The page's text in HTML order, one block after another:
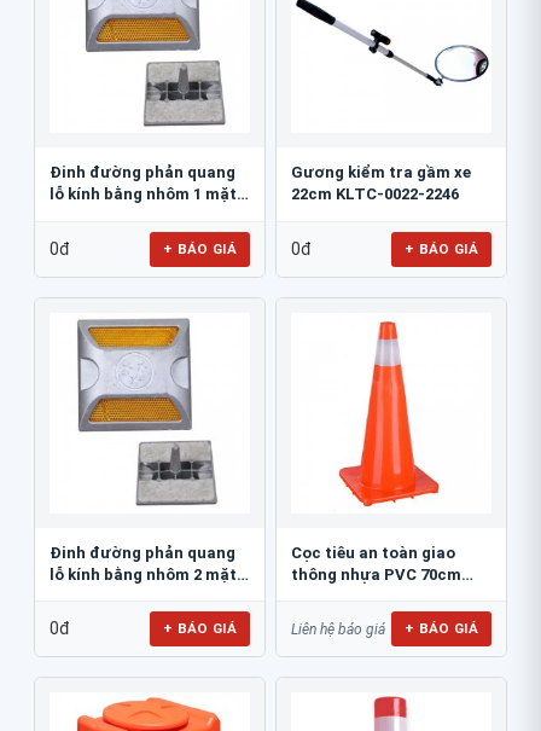
Đinh đường phản quang
lỗ kính bằng nhôm 1 mặt
0đ + BÁO GIÁ
Gương kiểm tra gầm xe
22cm KLTC-0022-2246
0đ + BÁO GIÁ
Đinh đường phản quang
lỗ kính bằng nhôm 2 mặt
0đ + BÁO GIÁ
Cọc tiêu an toàn giao
thông nhựa PVC 70cm
Liên hệ báo giá + BÁO GIÁ